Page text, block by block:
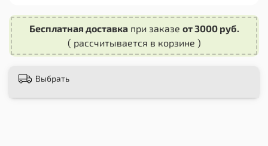
Приобретайте ее уже сегодня и продолжайте
наслаждаться комфортными поездками на
своем самокате без беспокойства о его
сохранности.
Бесплатная доставкапри заказе от 3000 руб.
( рассчитывается в корзине )
Выбрать